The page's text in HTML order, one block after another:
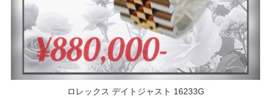
ロレックス デイトジャスト 16233G